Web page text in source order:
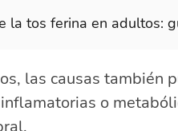
la tos ferina en adultos:
las causas también
o